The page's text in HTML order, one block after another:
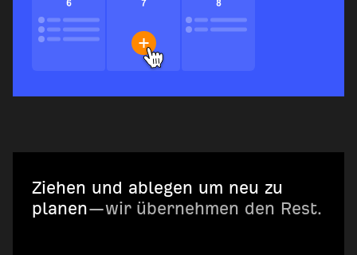
Ziehen und ablegen um neu zu
planen—wir übernehmen den Rest.